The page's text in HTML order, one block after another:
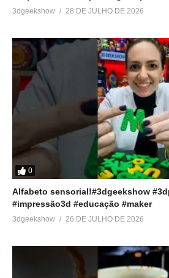
3dgeekshow 28 DE JULHO DE 2026
0
Alfabeto sensorial!#3dgeekshow
#impressão3d #educação #maker
3dgeekshow 26 DE JULHO DE 2026